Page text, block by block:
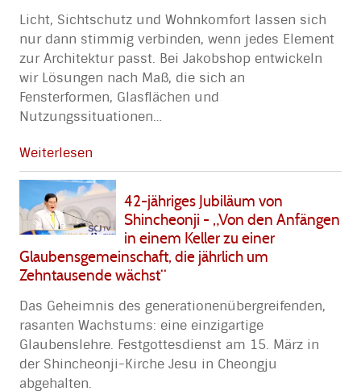
Licht, Sichtschutz und Wohnkomfort lassen sich
nur dann stimmig verbinden, wenn jedes Element
zur Architektur passt. Bei Jakobshop entwickeln
wir Lösungen nach Maß, die sich an
Fensterformen, Glasflächen und
Nutzungssituationen…
Weiterlesen
42-jähriges Jubiläum von
Shincheonji - „Von den Anfängen
in einem Keller zu einer
Glaubensgemeinschaft, die jährlich um
Zehntausende wächst“
Das Geheimnis des generationenübergreifenden,
rasanten Wachstums: eine einzigartige
Glaubenslehre. Festgottesdienst am 15. März in
der Shincheonji-Kirche Jesu in Cheongju
abgehalten.